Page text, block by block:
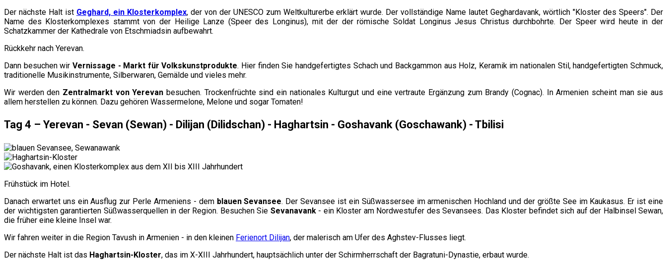
Der nächste Halt ist Geghard, ein Klosterkomplex, der von der UNESCO zum Weltkulturerbe erklärt wurde. Der vollständige Name lautet Geghardavank, wörtlich "Kloster des Speers". Der
Name des Klosterkomplexes stammt von der Heilige Lanze (Speer des Longinus), mit der der römische Soldat Longinus Jesus Christus durchbohrte. Der Speer wird heute in der
Schatzkammer der Kathedrale von Etschmiadsin aufbewahrt.
Rückkehr nach Yerevan.
Dann besuchen wir Vernissage - Markt für Volkskunstprodukte. Hier finden Sie handgefertigtes Schach und Backgammon aus Holz, Keramik im nationalen Stil, handgefertigten Schmuck,
traditionelle Musikinstrumente, Silberwaren, Gemälde und vieles mehr.
Wir werden den Zentralmarkt von Yerevan besuchen. Trockenfrüchte sind ein nationales Kulturgut und eine vertraute Ergänzung zum Brandy (Cognac). In Armenien scheint man sie aus
allem herstellen zu können. Dazu gehören Wassermelone, Melone und sogar Tomaten!
Tag 4 – Yerevan - Sevan (Sewan) - Dilijan (Dilidschan) - Haghartsin - Goshavank (Goschawank) - Tbilisi
Frühstück im Hotel.
Danach erwartet uns ein Ausflug zur Perle Armeniens - dem blauen Sevansee. Der Sevansee ist ein Süßwassersee im armenischen Hochland und der größte See im Kaukasus. Er ist eine
der wichtigsten garantierten Süßwasserquellen in der Region. Besuchen Sie Sevanavank- ein Kloster am Nordwestufer des Sevansees. Das Kloster befindet sich auf der Halbinsel Sewan,
die früher eine kleine Insel war.
Wir fahren weiter in die Region Tavush in Armenien - in den kleinen Ferienort Dilijan, der malerisch am Ufer des Aghstev-Flusses liegt.
Der nächste Halt ist das Haghartsin-Kloster, das im X-XIII Jahrhundert, hauptsächlich unter der Schirmherrschaft der Bagratuni-Dynastie, erbaut wurde.